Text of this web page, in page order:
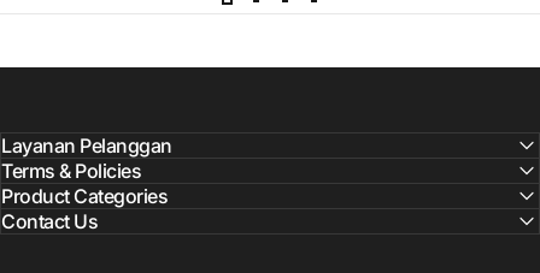
Layanan Pelanggan
Terms & Policies
Product Categories
Contact Us